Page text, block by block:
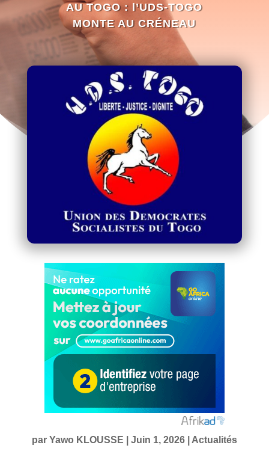
AU TOGO : l’UDS-TOGO
MONTE AU CRÉNEAU
par Yawo KLOUSSE Juin 1, 2026| Actualités